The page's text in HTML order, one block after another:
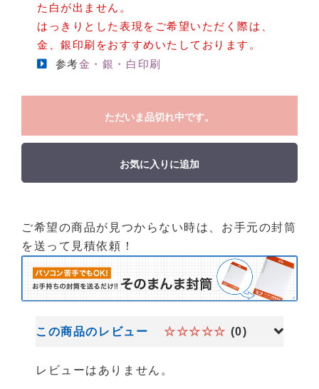
た白が出ません。
はっきりとした表現をご希望いただく際は、
金、銀印刷をおすすめいたしております。
参考金・銀・白印刷
ただいま品切れ中です。
お気に入りに追加
ご希望の商品が見つからない時は、お手元の封筒
を送って見積依頼！
この商品のレビュー ☆☆☆☆☆ (0)
レビューはありません。